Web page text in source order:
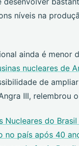
níveis na
ainda é menor
nucleares de
de
III, relembrou
Nucleares do
no país após 40